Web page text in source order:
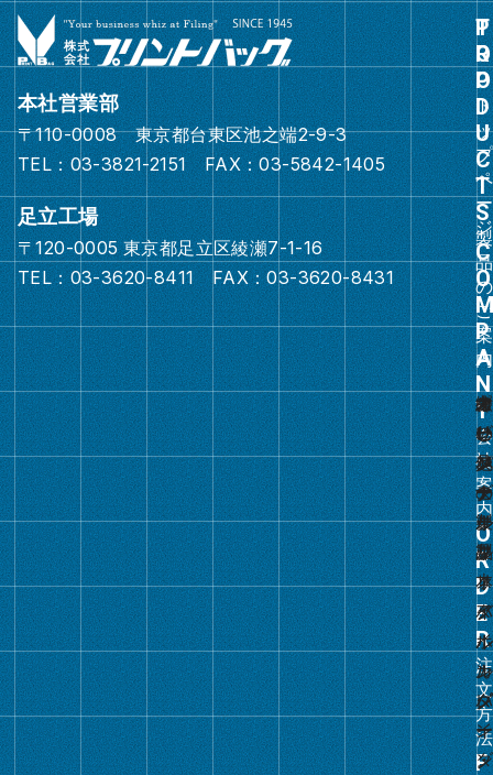
本社営業部
〒110-0008 東京都台東区池之端2-9-3
TEL：03-3821-2151 FAX：03-5842-1405
足立工場
〒120-0005 東京都足立区綾瀬7-1-16
TEL：03-3620-8411 FAX：03-3620-8431
ト
ッ
プ
ペ
ー
ジ
グ
ル
ー
プ
リ
ン
ク
会
社
案
内
グ
ル
ー
プ
リ
ン
ク
注
文
方
法
グ
ル
ー
プ
リ
ン
ク
グ
製
品
の
ご
案
内
オ
リ
ジ
ナ
ル
フ
ァ
イ
ル
・
バ
イ
ン
白
い
フ
ァ
イ
ル
・
バ
イ
ン
ダ
ー
ス
ー
パ
ー
ク
リ
ス
タ
ル
カ
レ
ン
ダ
カ
レ
ン
ダ
ー
製
本
オ
リ
ジ
ナ
ル
ク
リ
ア
ホ
ル
ダ
ー
・
タ
ビ
メ
モ
リ
そ
の
他
の
製
品
綴
じ
具